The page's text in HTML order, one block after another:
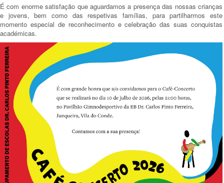
É com enorme satisfação que aguardamos a presença das nossas crianças
e jovens, bem como das respetivas famílias, para partilharmos este
momento especial de reconhecimento e celebração das suas conquistas
académicas.